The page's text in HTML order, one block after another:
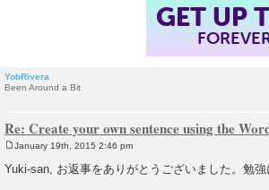
GET UP
YobRivera
Been Around a Bit
Re: Create your own sentence using the
o
s
January 19th, 2015 2:46 pm
Yuki-san, お返事をありがとうございました。勉強